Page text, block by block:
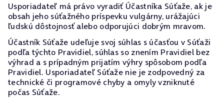
Usporiadateľ má právo vyradiť Účastníka Súťaže, ak je
obsah jeho súťažného príspevku vulgárny, urážajúci
ľudskú dôstojnosť alebo odporujúci dobrým mravom.
Účastník Súťaže udeľuje svoj súhlas s účasťou v Súťaži
podľa týchto Pravidiel, súhlas so znením Pravidiel bez
výhrad a s prípadným prijatím výhry spôsobom podľa
Pravidiel. Usporiadateľ Súťaže nie je zodpovedný za
technické či programové chyby a omyly vzniknuté
počas Súťaže.